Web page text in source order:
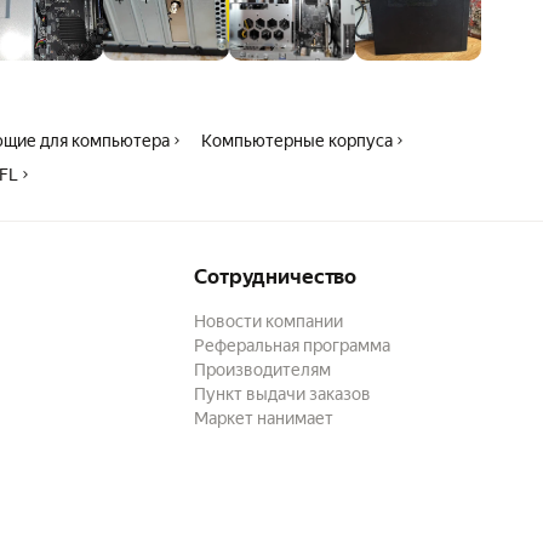
для компьютера
Компьютерные корпуса
Сотрудничество
Новости компании
Реферальная программа
Производителям
Пункт выдачи заказов
Маркет нанимает